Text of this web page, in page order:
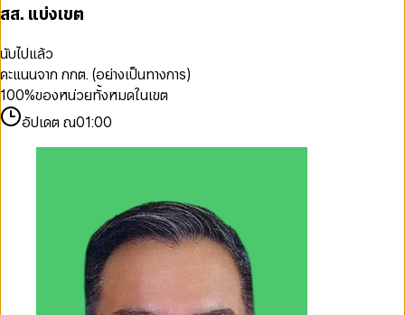
สส. แบ่งเขต
นับไปแล้ว
คะแนนจาก กกต. (อย่างเป็นทางการ)
100%ของหน่วยทั้งหมดในเขต
อัปเดต ณ01:00